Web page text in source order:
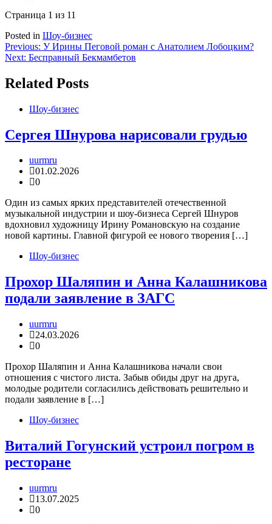
Страница 1 из 11
Posted in Шоу-бизнес
Навигация
по
записям
Previous: У Ирины Пеговой роман с Анатолием Лобоцким?
Next: Бесправный Бекмамбетов
Related Posts
Шоу-бизнес
Сергея Шнурова нарисовали грудью
uurmru
01.02.2026
0
Один из самых ярких представителей отечественной
музыкальной индустрии и шоу-бизнеса Сергей Шнуров
вдохновил художницу Ирину Романовскую на создание
новой картины. Главной фигурой ее нового творения […]
Шоу-бизнес
Прохор Шаляпин и Анна Калашникова
подали заявление в ЗАГС
uurmru
24.03.2026
0
Прохор Шаляпин и Анна Калашникова начали свои
отношения с чистого листа. Забыв обиды друг на друга,
молодые родители согласились действовать решительно и
подали заявление в […]
Шоу-бизнес
Виталий Гогунский устроил погром в
ресторане
uurmru
13.07.2025
0